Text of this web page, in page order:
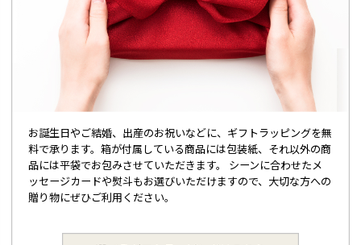
お誕生日やご結婚、出産のお祝いなどに、ギフトラッピングを無
料で承ります。箱が付属している商品には包装紙、それ以外の商
品には平袋でお包みさせていただきます。 シーンに合わせたメ
ッセージカードや熨斗もお選びいただけますので、大切な方への
贈り物にぜひご利用ください。